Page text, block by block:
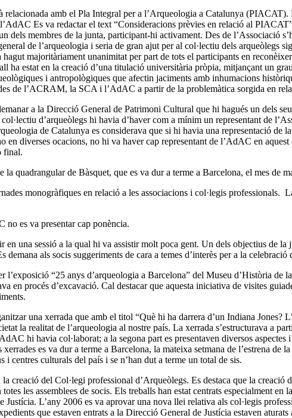
relacionada amb el Pla Integral per a l’Arqueologia a Catalunya
Es va redactar el text “Consideracions prèvies en relació al
dels membres de la junta, participant-hi activament. Des de l’Associació
de l’arqueologia i seria de gran ajut per al col·lectiu dels arqueòlegs
majoritàriament unanimitat per part de tots el participants en
ha estat en la creació d’una titulació universitària pròpia, mitjançant un
i antropològiques que afectin jaciments amb inhumacions
de l’ACRAM, la SCA i l’AdAC a partir de la problemàtica sorgida en
a la Direcció General de Patrimoni Cultural que hi hagués un dels
d’arqueòlegs hi havia d’haver com a mínim un representant de
de Catalunya es considerava que si hi havia una representació de
diverses ocacions, no hi va haver cap representant de l’AdAC en
final.
quadrangular de Bàsquet, que es va dur a terme a Barcelona, el mes de
monogràfiques en relació a les associacions i col·legis professionals.
es va presentar cap ponència.
en una sessió a la qual hi va assistir molt poca gent. Un dels objectius de
als socis suggeriments de cara a temes d’interès per a la celebració
“25 anys d’arqueologia a Barcelona” del Museu d’Història
en procés d’excavació. Cal destacar que aquesta iniciativa de visites
una xerrada que amb el titol “Què hi ha darrera d’un Indiana Jones?
la realitat de l’arqueologia al nostre país. La xerrada s’estructurava a
hi havia col·laborat; a la segona part es presentaven diversos
es va dur a terme a Barcelona, la mateixa setmana de l’estrena de
centres culturals del país i se n’han dut a terme un total de sis.
creació del Col·legi professional d’Arqueòlegs. Es destaca que la
les assemblees de socis. Els treballs han estat centrats especialment
L’any 2006 es va aprovar una nova llei relativa als col·legis
que estaven entrats a la Direcció General de Justícia estaven